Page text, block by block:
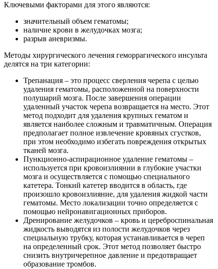
Ключевыми факторами для этого являются:
значительный объем гематомы;
наличие крови в желудочках мозга;
разрыв аневризмы.
Методы хирургического лечения геморрагического инсульта
делятся на три категории:
Трепанация – это процесс сверления черепа с целью
удаления гематомы, расположенной на поверхности
полушарий мозга. После завершения операции
удаленный участок черепа возвращается на место. Этот
метод подходит для удаления крупных гематом и
является наиболее сложным и травматичным. Операция
предполагает полное извлечение кровяных сгустков,
при этом необходимо избегать повреждения открытых
тканей мозга.
Пункционно-аспирационное удаление гематомы –
используется при кровоизлиянии в глубокие участки
мозга и осуществляется с помощью специального
катетера. Тонкий катетер вводится в область, где
произошло кровоизлияние, для удаления жидкой части
гематомы. Место локализации точно определяется с
помощью нейронавигационных приборов.
Дренирование желудочков – кровь и цереброспинальная
жидкость выводятся из полости желудочков через
специальную трубку, которая устанавливается в череп
на определенный срок. Этот метод позволяет быстро
снизить внутричерепное давление и предотвращает
образование тромбов.